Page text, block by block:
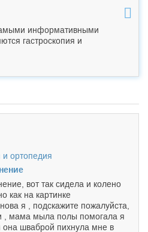
информативными
гастроскопия и
и ортопедия
вот так сидела и колено
как на картинке
я , подскажите пожалуйста,
, мама мыла полы помогала я
она шваброй пихнула мне в